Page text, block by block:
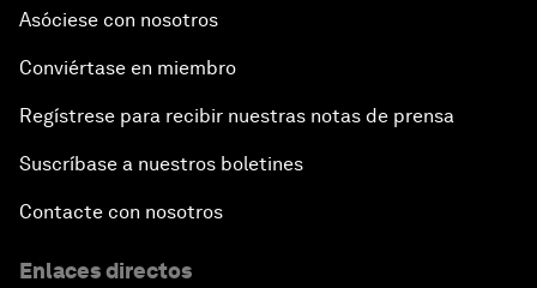
Asóciese con nosotros
Conviértase en miembro
Regístrese para recibir nuestras notas de prensa
Suscríbase a nuestros boletines
Contacte con nosotros
Enlaces directos